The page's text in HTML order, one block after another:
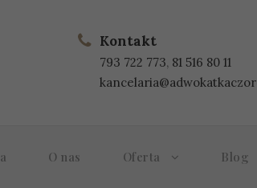
Kontakt
793 722 773, 81 516 80 11
O nas Oferta Blog